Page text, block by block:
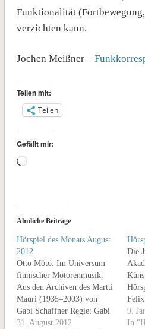
Funktionalität
verzichten kann.
Jochen Meißner –
Teilen mit:
Teilen
Gefällt mir:
Wird
Ähnliche Beiträge
Hörspiel des Monats August
2012
Otto Mötö. Im Universum
finnischer Motorenmusik.
Aus den Archiven des Martti
Mauri (1935–2003) von
Gabi Schaffner Regie: Gabi
Schaffner Redaktion: Peter
31. August 2012
Die
9.
In